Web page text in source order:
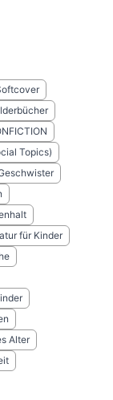
Topics)
für Kinder
Alter